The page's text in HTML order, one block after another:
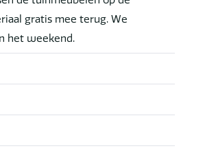
gratis mee terug. We
het weekend.